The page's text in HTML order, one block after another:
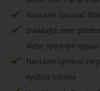
Nastavte časovač
Ovládajte smer
alebo spodným
Nastavte rýchlosť
využitia bazéna